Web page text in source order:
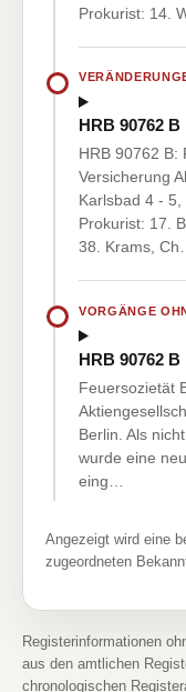
Prokurist: 14.
HRB 90762 B
HRB 90762 B:
Versicherung
Karlsbad 4 -
Prokurist: 17.
38. Krams, Ch…
VORGÄNGE
HRB 90762 B
Feuersozietät
Berlin. Als
wurde eine
eing…
Angezeigt wird eine
zugeordneten
Registerinformationen
aus den amtlichen
chronologischen